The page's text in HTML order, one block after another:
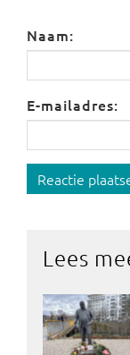
Naam:
E-mailadres:
Reactie
Lees